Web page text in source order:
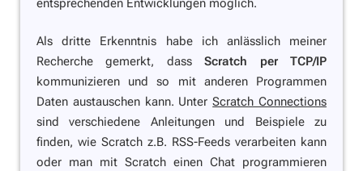
entsprechenden Entwicklungen möglich.
Als dritte Erkenntnis habe ich anlässlich meiner
Recherche gemerkt, dassScratch per TCP/IP
kommunizieren und so mit anderen Programmen
Daten austauschen kann. UnterScratch Connections
sind verschiedene Anleitungen und Beispiele zu
finden, wie Scratch z.B. RSS-Feeds verarbeiten kann
oder man mit Scratch einen Chat programmieren